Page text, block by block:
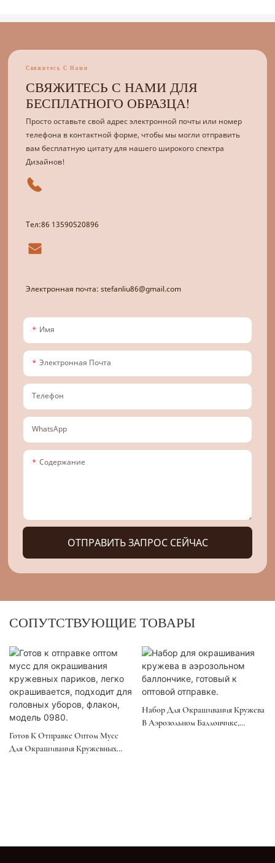
Свяжитесь С Нами
СВЯЖИТЕСЬ С НАМИ ДЛЯ
БЕСПЛАТНОГО ОБРАЗЦА!
Просто оставьте свой адрес электронной почты или номер
телефона в контактной форме, чтобы мы могли отправить
вам бесплатную цитату для нашего широкого спектра
Дизайнов!
Тел:86 13590520896
Электронная почта: stefanliu86@gmail.com
Имя
Электронная Почта
Телефон
WhatsApp
Содержание
ОТПРАВИТЬ ЗАПРОС СЕЙЧАС
СОПУТСТВУЮЩИЕ ТОВАРЫ
Готов К Отправке Оптом Мусс
Для Окрашивания Кружевных
Набор Для Окрашивания Кружева
В Аэрозольном Баллончике,